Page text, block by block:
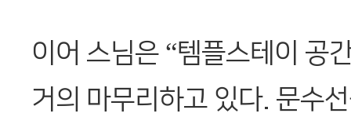
이어 스님은 “템플스테이 공
거의 마무리하고 있다. 문수